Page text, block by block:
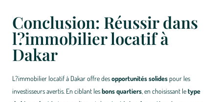
Conclusion: Réussir dans
l?immobilier locatif à
Dakar
L?immobilier locatif à Dakar offre desopportunités solidespour les
investisseurs avertis. En ciblant lesbons quartiers , en choisissant letype